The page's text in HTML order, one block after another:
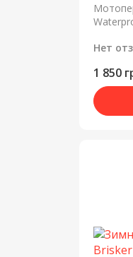
Нет
1 850